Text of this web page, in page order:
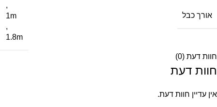
אורך כבל
,
1m
,
1.8m
חוות דעת (0)
חוות דעת
אין עדיין חוות דעת.